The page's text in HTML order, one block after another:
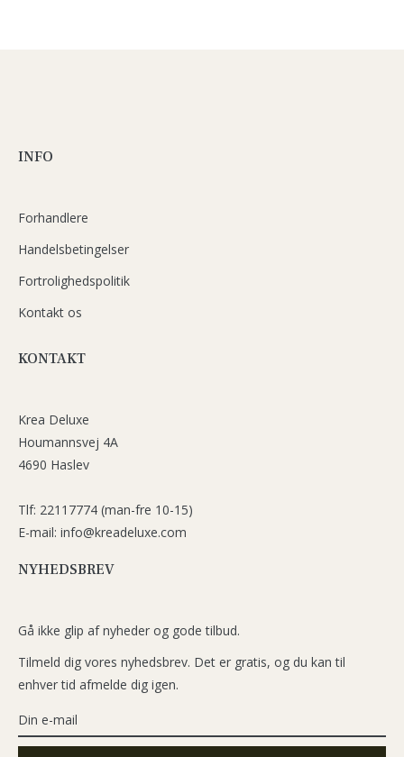
INFO
Forhandlere
Handelsbetingelser
Fortrolighedspolitik
Kontakt os
KONTAKT
Krea Deluxe
Houmannsvej 4A
4690 Haslev
Tlf: 22117774 (man-fre 10-15)
E-mail: info@kreadeluxe.com
NYHEDSBREV
Gå ikke glip af nyheder og gode tilbud.
Tilmeld dig vores nyhedsbrev. Det er gratis, og du kan til
enhver tid afmelde dig igen.